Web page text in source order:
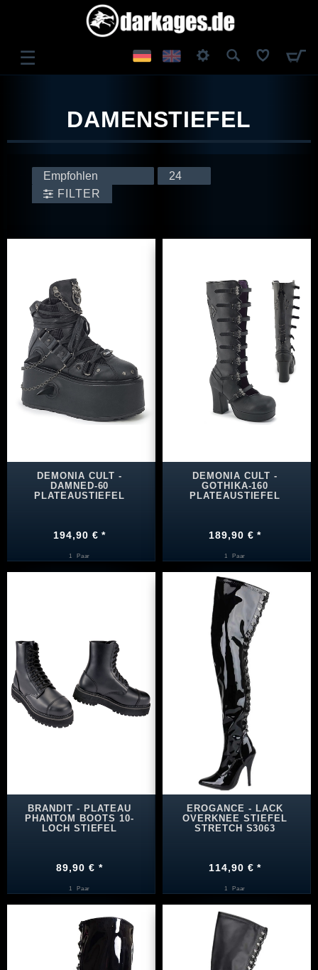
☰
REGISTRIEREN
DAMENSTIEFEL
FILTER
DEMONIA CULT -
DAMNED-60
PLATEAUSTIEFEL
194,90 € *
1 Paar
DEMONIA CULT -
GOTHIKA-160
PLATEAUSTIEFEL
189,90 € *
1 Paar
BRANDIT - PLATEAU
PHANTOM BOOTS 10-
LOCH STIEFEL
89,90 € *
1 Paar
EROGANCE - LACK
OVERKNEE STIEFEL
STRETCH S3063
114,90 € *
1 Paar